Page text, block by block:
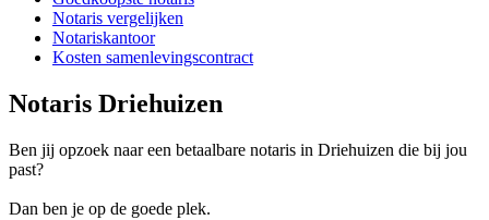
Notaris vergelijken
Notariskantoor
Kosten samenlevingscontract
Notaris Driehuizen
Ben jij opzoek naar een betaalbare notaris in Driehuizen die bij jou
past?
Dan ben je op de goede plek.